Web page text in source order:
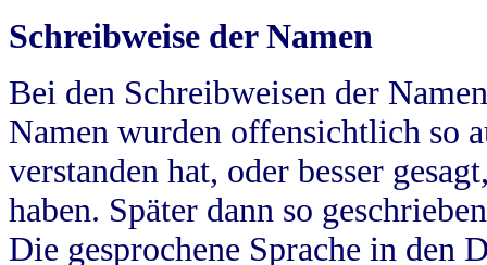
Schreibweise der Namen
Bei den Schreibweisen der
Namen wurden offensichtlich so
verstanden hat, oder besser
haben. Später dann so
Die gesprochene Sprache in